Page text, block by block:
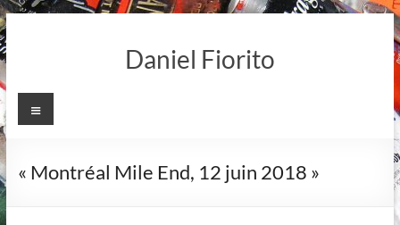
Skip
to
content
Daniel Fiorito
Menu
« Montréal Mile End, 12 juin 2018 »